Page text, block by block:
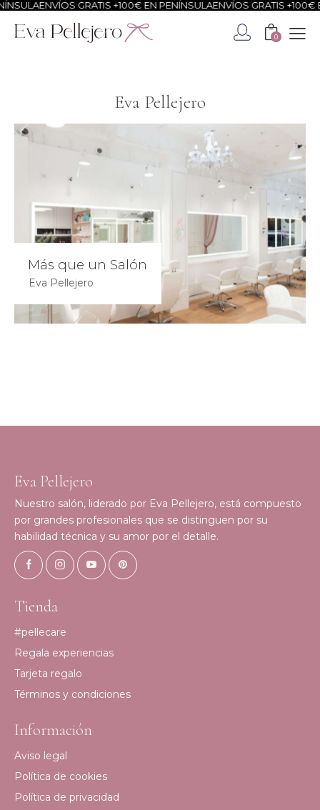
ENVÍOS GRATIS +100€ EN PENÍNSULAENVÍOS GRATIS +100€
0
Eva Pellejero
Más que un Salón
Eva Pellejero
Eva Pellejero
Nuestro salón, liderado por Eva Pellejero, está compuesto
por grandes profesionales que se distinguen por su
habilidad técnica y su amor por el detalle.
Tienda
#pellecare
Regala experiencias
Tarjeta regalo
Términos y condiciones
Información
Aviso legal
Política de cookies
Política de privacidad